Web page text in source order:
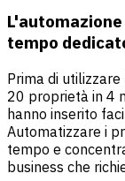
tempo
Prima di utilizzare
20 proprietà in 4
hanno inserito
Automatizzare i
tempo e
business che